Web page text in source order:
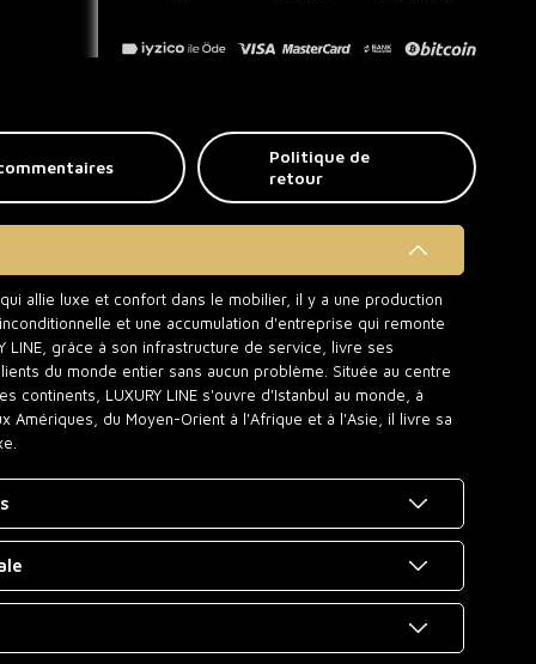
Politique de
retour
qui allie luxe et confort dans le mobilier, il y a une production
et une accumulation d'entreprise qui remonte
LINE, grâce à son infrastructure de service, livre ses
du monde entier sans aucun problème. Située au centre
continents, LUXURY LINE s'ouvre d'Istanbul au monde, à
Amériques, du Moyen-Orient à l'Afrique et à l'Asie, il livre sa